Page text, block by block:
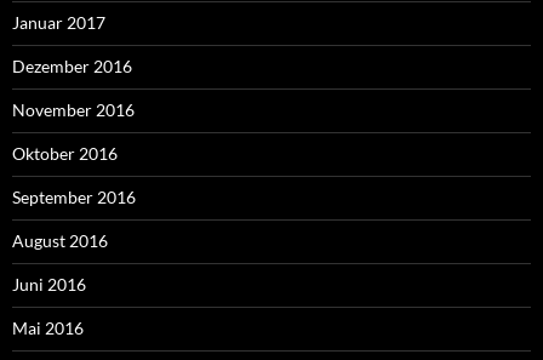
Januar 2017
Dezember 2016
November 2016
Oktober 2016
September 2016
August 2016
Juni 2016
Mai 2016